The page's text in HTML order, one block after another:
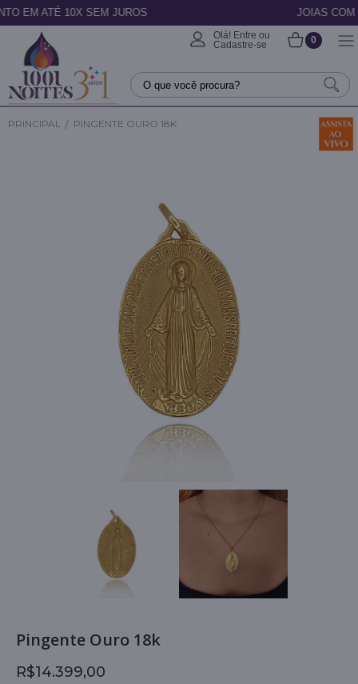
JUROS JOIAS COM CERTIFICADO
Olá! Entre ou
Cadastre-se
0
PRINCIPAL PINGENTE OURO 18K
Pingente Ouro 18k
R$14.399,00